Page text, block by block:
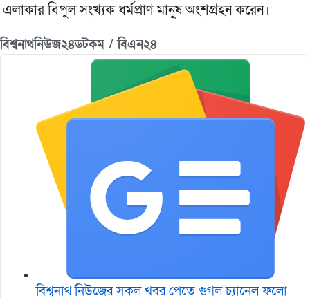
এলাকার বিপুল সংখ্যক ধর্মপ্রাণ মানুষ অংশগ্রহন করেন।
বিশ্বনাথনিউজ২৪ডটকম / বিএন২৪
বিশ্বনাথ নিউজের সকল খবর পেতে গুগল চ‌্যানেল ফলো